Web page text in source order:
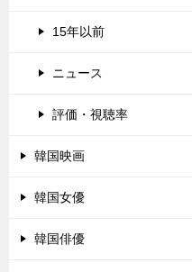
15年以前
ニュース
評価・視聴率
韓国映画
韓国女優
韓国俳優